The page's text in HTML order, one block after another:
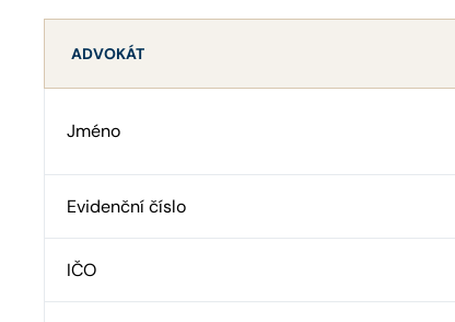
ADVOKÁT
Jméno
Evidenční číslo
IČO